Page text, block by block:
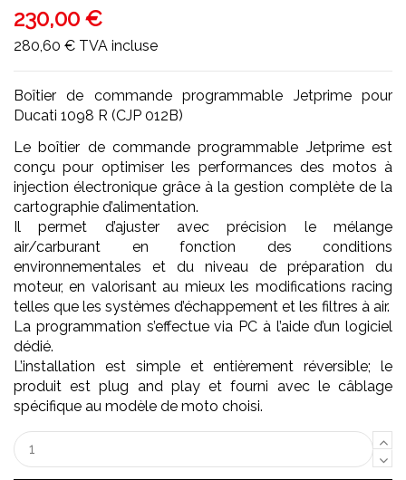
230,00 €
280,60 € TVA incluse
Boîtier de commande programmable Jetprime pour
Ducati 1098 R (CJP 012B)
Le boîtier de commande programmable Jetprime est
conçu pour optimiser les performances des motos à
injection électronique grâce à la gestion complète de la
cartographie d’alimentation.
Il permet d’ajuster avec précision le mélange
air/carburant en fonction des conditions
environnementales et du niveau de préparation du
moteur, en valorisant au mieux les modifications racing
telles que les systèmes d’échappement et les filtres à air.
La programmation s’effectue via PC à l’aide d’un logiciel
dédié.
L’installation est simple et entièrement réversible; le
produit est plug and play et fourni avec le câblage
spécifique au modèle de moto choisi.